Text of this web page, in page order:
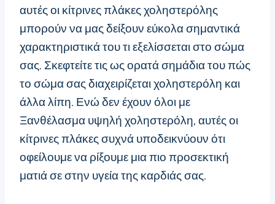
αυτές οι κίτρινες πλάκες χοληστερόλης
μπορούν να μας δείξουν εύκολα σημαντικά
χαρακτηριστικά του τι εξελίσσεται στο σώμα
σας. Σκεφτείτε τις ως ορατά σημάδια του πώς
το σώμα σας διαχειρίζεται χοληστερόλη και
άλλα λίπη. Ενώ δεν έχουν όλοι με
Ξανθέλασμα υψηλή χοληστερόλη, αυτές οι
κίτρινες πλάκες συχνά υποδεικνύουν ότι
οφείλουμε να ρίξουμε μια πιο προσεκτική
ματιά σε στην υγεία της καρδιάς σας.